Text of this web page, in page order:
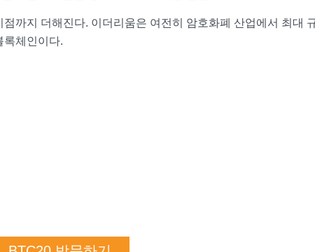
까지 더해진다. 이더리움은 여전히 암호화폐 산업에서 최대
록체인이다.